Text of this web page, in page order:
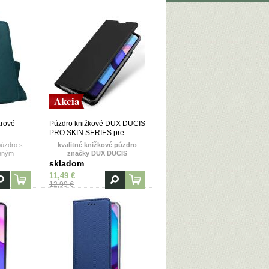
s
Akcia
Púzdro knižkové DUX DUCIS
PRO SKIN SERIES pre
MOTOROLA MOTO
E40/E30/E20 - čierne
kvalitné knižkové púzdro
značky DUX DUCIS
skladom
11,49 €
12,99 €